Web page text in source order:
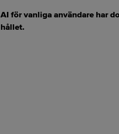
AI för vanliga användare har
hållet.